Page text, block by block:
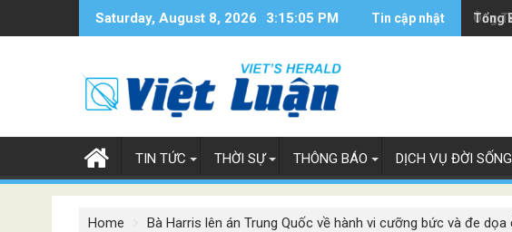
Saturday, August 8, 2026 3:15:05 PM Tin cập nhật Ông
Tổng
TIN TỨC THỜI SỰ THÔNG BÁO DỊCH VỤ ĐỜI SỐNG
Home Bà Harris lên án Trung Quốc về hành vi cưỡng bức và đe dọa